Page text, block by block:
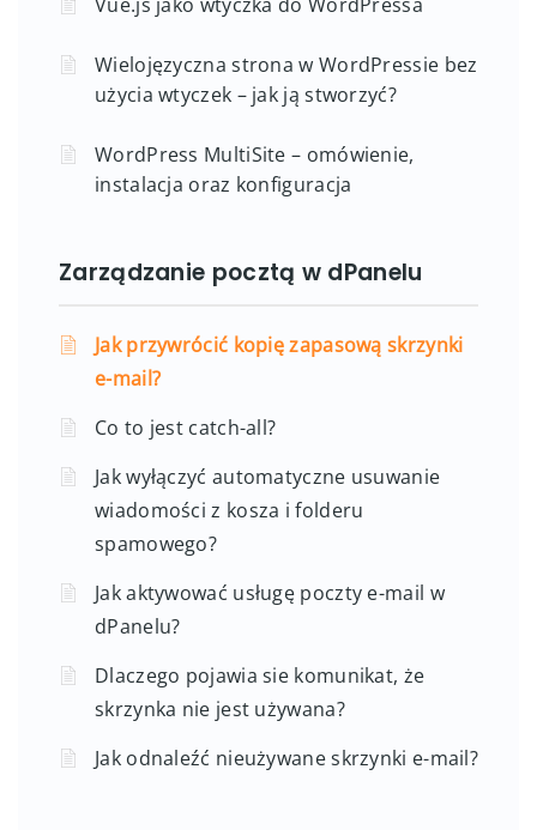
Wielojęzyczna strona w WordPressie bez
użycia wtyczek – jak ją stworzyć?
WordPress MultiSite – omówienie,
instalacja oraz konfiguracja
Zarządzanie pocztą w dPanelu
Jak przywrócić kopię zapasową skrzynki
e-mail?
Co to jest catch-all?
Jak wyłączyć automatyczne usuwanie
wiadomości z kosza i folderu
spamowego?
Jak aktywować usługę poczty e-mail w
dPanelu?
Dlaczego pojawia sie komunikat, że
skrzynka nie jest używana?
Jak odnaleźć nieużywane skrzynki e-mail?